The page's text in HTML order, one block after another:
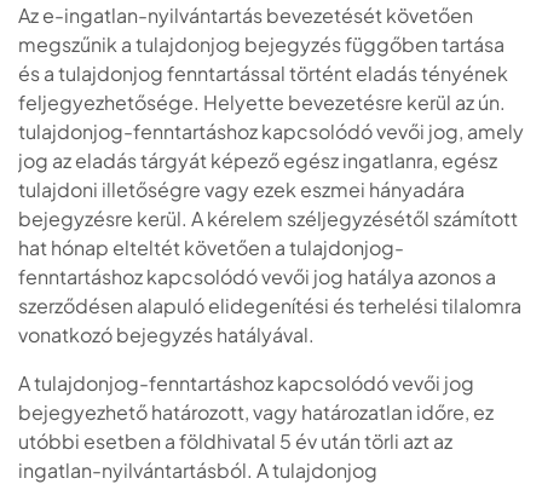
Az e-ingatlan-nyilvántartás bevezetését követően
megszűnik a tulajdonjog bejegyzés függőben tartása
és a tulajdonjog fenntartással történt eladás tényének
feljegyezhetősége. Helyette bevezetésre kerül az ún.
tulajdonjog-fenntartáshoz kapcsolódó vevői jog, amely
jog az eladás tárgyát képező egész ingatlanra, egész
tulajdoni illetőségre vagy ezek eszmei hányadára
bejegyzésre kerül. A kérelem széljegyzésétől számított
hat hónap elteltét követően a tulajdonjog-
fenntartáshoz kapcsolódó vevői jog hatálya azonos a
szerződésen alapuló elidegenítési és terhelési tilalomra
vonatkozó bejegyzés hatályával.
A tulajdonjog-fenntartáshoz kapcsolódó vevői jog
bejegyezhető határozott, vagy határozatlan időre, ez
utóbbi esetben a földhivatal 5 év után törli azt az
ingatlan-nyilvántartásból. A tulajdonjog